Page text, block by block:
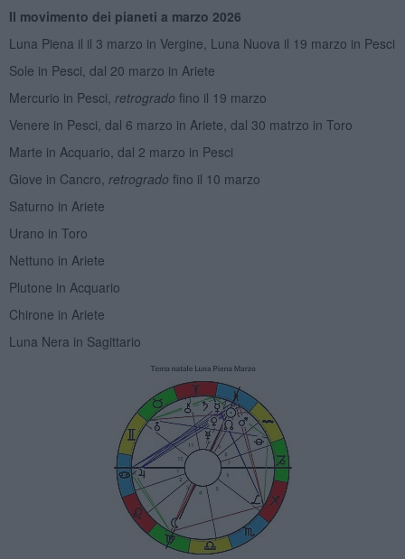
Il movimento dei pianeti a marzo 2026
Luna Piena il il 3 marzo in Vergine, Luna Nuova il 19 marzo in Pesci
Sole in Pesci, dal 20 marzo in Ariete
Mercurio in Pesci, retrogrado fino il 19 marzo
Venere in Pesci, dal 6 marzo in Ariete, dal 30 matrzo in Toro
Marte in Acquario, dal 2 marzo in Pesci
Giove in Cancro, retrogrado fino il 10 marzo
Saturno in Ariete
Urano in Toro
Nettuno in Ariete
Plutone in Acquario
Chirone in Ariete
Luna Nera in Sagittario